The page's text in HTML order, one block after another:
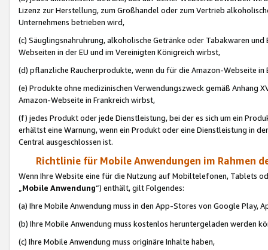
Lizenz zur Herstellung, zum Großhandel oder zum Vertrieb
Unternehmens betrieben wird,
(c) Säuglingsnahruhrung, alkoholische Getränke oder Tabakwaren
Webseiten in der EU und im Vereinigten Königreich wirbst,
(d) pflanzliche Raucherprodukte, wenn du für die Amazon-Webseite in
(e) Produkte ohne medizinischen Verwendungszweck gemäß Anhang
Amazon-Webseite in Frankreich wirbst,
(f) jedes Produkt oder jede Dienstleistung, bei der es sich um ein
erhältst eine Warnung, wenn ein Produkt oder eine Dienstleistung in
Central ausgeschlossen ist.
Richtlinie für Mobile Anwendungen im Rahmen
Wenn Ihre Website eine für die Nutzung auf Mobiltelefonen, Tablets
„Mobile Anwendung“) enthält, gilt Folgendes:
(a) Ihre Mobile Anwendung muss in den App-Stores von Google Play,
(b) Ihre Mobile Anwendung muss kostenlos heruntergeladen werden
(c) Ihre Mobile Anwendung muss originäre Inhalte haben,